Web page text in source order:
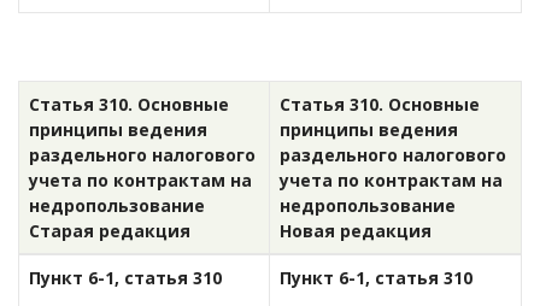
Статья 310. Основные
принципы ведения
раздельного налогового
учета по контрактам на
недропользование
Старая редакция
Статья 310. Основные
принципы ведения
раздельного налогового
учета по контрактам на
недропользование
Новая редакция
Пункт 6-1, статья 310
Пункт 6-1, статья 310